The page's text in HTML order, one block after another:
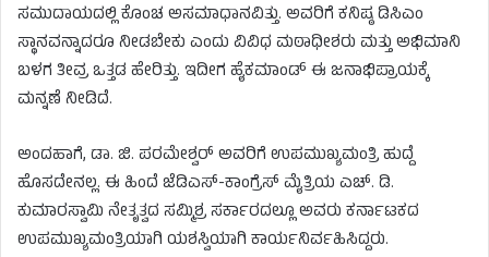
ಸಮುದಾಯದಲ್ಲಿ ಕೊಂಚ ಅಸಮಾಧಾನವಿತ್ತು. ಅವರಿಗೆ ಕನಿಷ್ಠ ಡಿಸಿಎಂ
ಸ್ಥಾನವನ್ನಾದರೂ ನೀಡಬೇಕು ಎಂದು ವಿವಿಧ ಮಠಾಧೀಶರು ಮತ್ತು ಅಭಿಮಾನಿ
ಬಳಗ ತೀವ್ರ ಒತ್ತಡ ಹೇರಿತ್ತು. ಇದೀಗ ಹೈಕಮಾಂಡ್ ಈ ಜನಾಭಿಪ್ರಾಯಕ್ಕೆ
ಮನ್ನಣೆ ನೀಡಿದೆ.
ಅಂದಹಾಗೆ, ಡಾ. ಜಿ. ಪರಮೇಶ್ವರ್ ಅವರಿಗೆ ಉಪಮುಖ್ಯಮಂತ್ರಿ ಹುದ್ದೆ
ಹೊಸದೇನಲ್ಲ. ಈ ಹಿಂದೆ ಜೆಡಿಎಸ್-ಕಾಂಗ್ರೆಸ್ ಮೈತ್ರಿಯ ಎಚ್. ಡಿ.
ಕುಮಾರಸ್ವಾಮಿ ನೇತೃತ್ವದ ಸಮ್ಮಿಶ್ರ ಸರ್ಕಾರದಲ್ಲೂ ಅವರು ಕರ್ನಾಟಕದ
ಉಪಮುಖ್ಯಮಂತ್ರಿಯಾಗಿ ಯಶಸ್ವಿಯಾಗಿ ಕಾರ್ಯನಿರ್ವಹಿಸಿದ್ದರು.